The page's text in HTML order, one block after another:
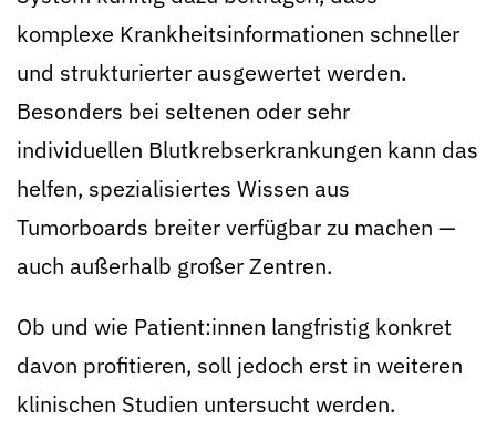
komplexe Krankheitsinformationen schneller
und strukturierter ausgewertet werden.
Besonders bei seltenen oder sehr
individuellen Blutkrebserkrankungen kann das
helfen, spezialisiertes Wissen aus
Tumorboards breiter verfügbar zu machen —
auch außerhalb großer Zentren.
Ob und wie Patient:innen langfristig konkret
davon profitieren, soll jedoch erst in weiteren
klinischen Studien untersucht werden.